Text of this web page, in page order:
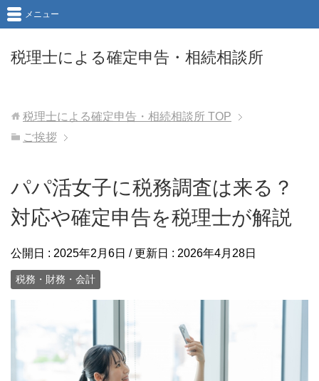
税理士による確定申告・相続相談所
メニュー
税理士による確定申告・相続相談所 TOP
ご挨拶
パパ活女子に税務調査は来る？
対応や確定申告を税理士が解説
公開日 : 2025年2月6日 / 更新日 : 2026年4月28日
税務・財務・会計